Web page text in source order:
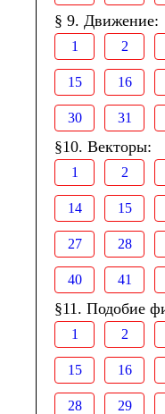
§ 9. Движение:
1 2
15 16
30 31
§10. Векторы:
1 2
14 15
27 28
40 41
§11. Подобие
1 2
15 16
28 29